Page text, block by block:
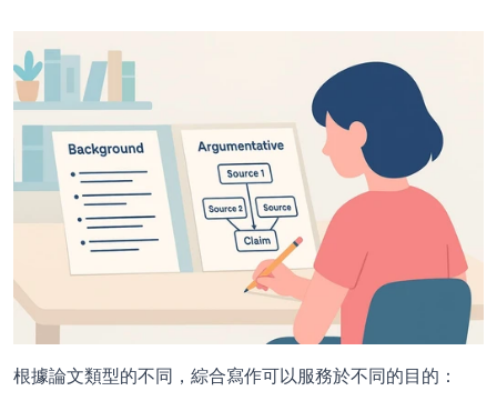
根據論文類型的不同，綜合寫作可以服務於不同的目的：